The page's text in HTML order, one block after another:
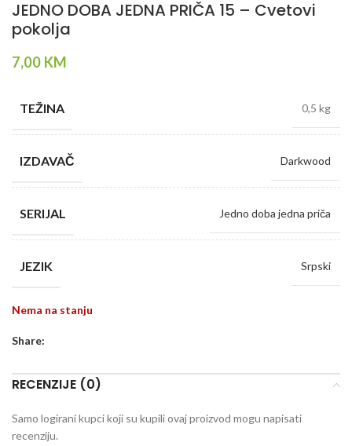
JEDNO DOBA JEDNA PRIČA 15 – Cvetovi
pokolja
7,00 KM
TEŽINA 0,5 kg
IZDAVAČ Darkwood
SERIJAL Jedno doba jedna priča
JEZIK Srpski
Nema na stanju
Share:
RECENZIJE (0)
Samo logirani kupci koji su kupili ovaj proizvod mogu napisati
recenziju.